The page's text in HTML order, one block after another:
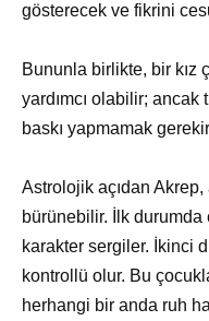
gösterecek ve fikrini
Bununla birlikte, bir kız
yardımcı olabilir;
baskı yapmamak
Astrolojik açıdan
bürünebilir. İlk durumda
karakter sergiler. İkinci
kontrollü olur. Bu
herhangi bir anda ruh